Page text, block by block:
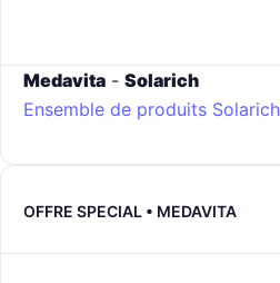
Medavita - Solarich
Ensemble de produits Solarich
OFFRE SPECIAL • MEDAVITA